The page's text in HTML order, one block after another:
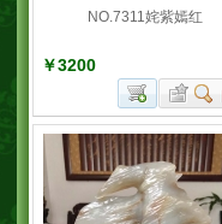
NO.7311姹紫嫣红
￥3200